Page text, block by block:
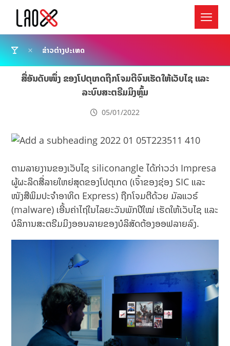
ຂ່າວຕ່າງປະເທດ
ສື່ອັນດັບໜຶ່ງ ຂອງໂປຕຸເກດຖືກໂຈມຕີຈົນເຮັດໃຫ້ເວັບໄຊ ແລະ
ລະບົບສະຕຣີມມິງຫຼົ້ມ
05/01/2022
ຕາມລາຍງານຂອງເວັບໄຊ siliconangle ໄດ້ກ່າວວ່າ Impresa
ຜູ້ຜະລິດສື່ລາຍໃຫຍ່ສຸດຂອງໂປຕຸເກດ (ເຈົ້າຂອງຊ່ອງ SIC ແລະ
ໜັງສືພິມປະຈຳອາທິດ Express) ຖືກໂຈມຕີດ້ວຍ ມັລແວຣ໌
(malware) ເອີ້ນຄ່າໄຖ່ໃນໄລຍະວັນພັກປີໃໝ່ ເຮັດໃຫ້ເວັບໄຊ ແລະ
ບໍລິການສະຕຣີມມິງອອນລາຍຂອງບໍລິສັດຕ້ອງອອຟລາຍລົງ.